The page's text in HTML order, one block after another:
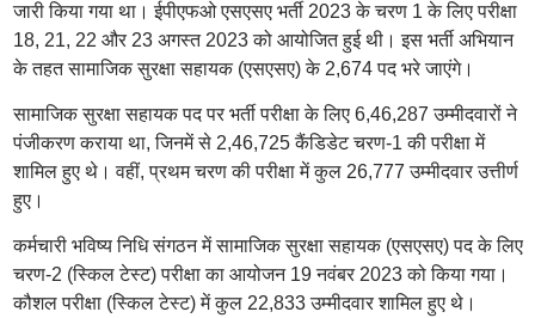
जारी किया गया था। ईपीएफओ एसएसए भर्ती 2023 के चरण 1 के लिए परीक्षा
18, 21, 22 और 23 अगस्त 2023 को आयोजित हुई थी। इस भर्ती अभियान
के तहत सामाजिक सुरक्षा सहायक (एसएसए) के 2,674 पद भरे जाएंगे।
सामाजिक सुरक्षा सहायक पद पर भर्ती परीक्षा के लिए 6,46,287 उम्मीदवारों ने
पंजीकरण कराया था, जिनमें से 2,46,725 कैंडिडेट चरण-1 की परीक्षा में
शामिल हुए थे। वहीं, प्रथम चरण की परीक्षा में कुल 26,777 उम्मीदवार उत्तीर्ण
हुए।
कर्मचारी भविष्य निधि संगठन में सामाजिक सुरक्षा सहायक (एसएसए) पद के लिए
चरण-2 (स्किल टेस्ट) परीक्षा का आयोजन 19 नवंबर 2023 को किया गया।
कौशल परीक्षा (स्किल टेस्ट) में कुल 22,833 उम्मीदवार शामिल हुए थे।